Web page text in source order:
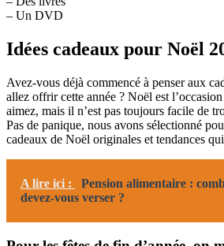
– Un DVD
Idées cadeaux pour Noël
Avez-vous déjà commencé à penser aux
allez offrir cette année ? Noël est
aimez, mais il n’est pas toujours facile de
Pas de panique, nous avons sélectionné
cadeaux de Noël originales et tendances
A lire ici :
Pension alimentaire :
devez-vous verser ?